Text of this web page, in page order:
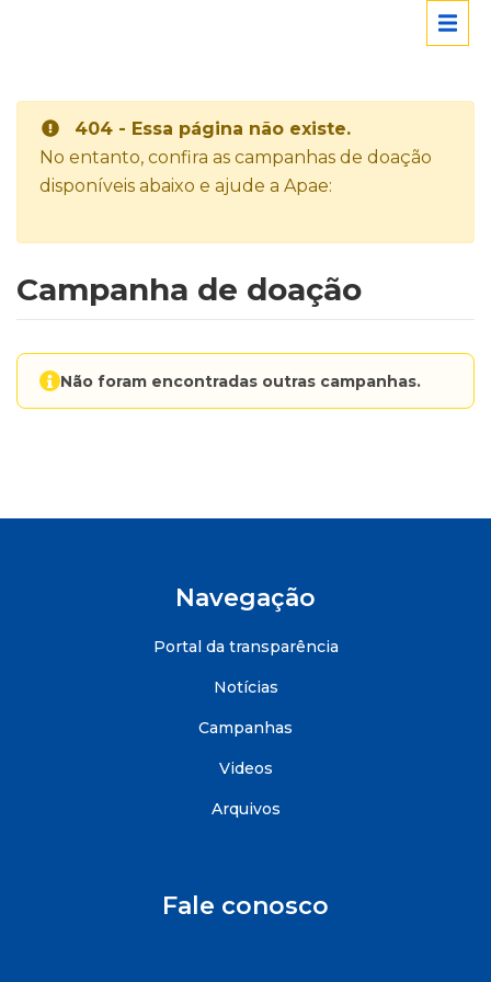
404 - Essa página não existe.
No entanto, confira as campanhas de doação
disponíveis abaixo e ajude a Apae:
Campanha de doação
Não foram encontradas outras campanhas.
Navegação
Portal da transparência
Notícias
Campanhas
Videos
Arquivos
Fale conosco